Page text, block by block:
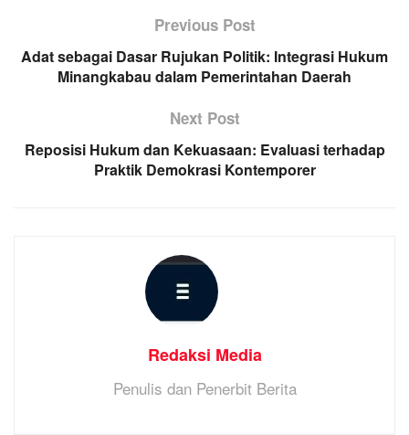
Previous Post
Adat sebagai Dasar Rujukan Politik: Integrasi Hukum
Minangkabau dalam Pemerintahan Daerah
Next Post
Reposisi Hukum dan Kekuasaan: Evaluasi terhadap
Praktik Demokrasi Kontemporer
Redaksi Media
Penulis dan Penerbit Berita